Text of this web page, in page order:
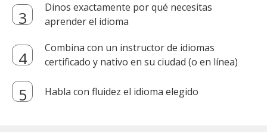
Dinos exactamente por qué necesitas
aprender el idioma
Combina con un instructor de idiomas
certificado y nativo en su ciudad (o en línea)
Habla con fluidez el idioma elegido